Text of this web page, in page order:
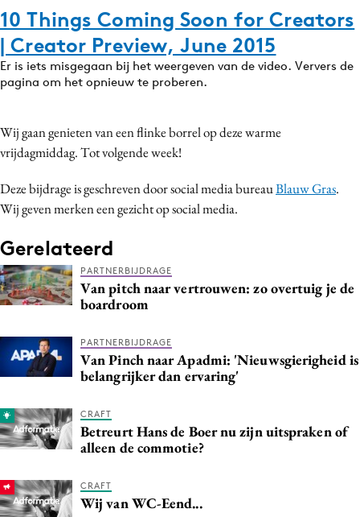
10 Things Coming Soon for Creators
| Creator Preview, June 2015
Er is iets misgegaan bij het weergeven van de video. Ververs de
pagina om het opnieuw te proberen.
Wij gaan genieten van een flinke borrel op deze warme
vrijdagmiddag. Tot volgende week!
Deze bijdrage is geschreven door social media bureauBlauw Gras.
Wij geven merken een gezicht op social media.
Gerelateerd
PARTNERBIJDRAGE
Van pitch naar vertrouwen: zo overtuig je de
boardroom
PARTNERBIJDRAGE
Van Pinch naar Apadmi: 'Nieuwsgierigheid is
belangrijker dan ervaring'
CRAFT
Betreurt Hans de Boer nu zijn uitspraken of
alleen de commotie?
CRAFT
Wij van WC-Eend...